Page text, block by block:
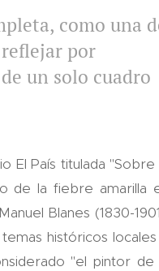
como una
por
un solo cuadro
El País titulada "Sobre
de la fiebre amarilla
Blanes (1830-
históricos
"el pintor de